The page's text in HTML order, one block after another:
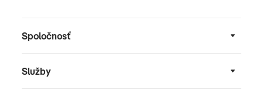
Spoločnosť
Služby